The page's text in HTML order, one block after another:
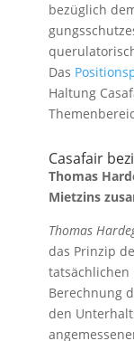
bezüglich
Das
Haltung
Casafair
Thomas
Mietzins
Thomas
das Prinzip
tatsächlichen
Berechnung
den